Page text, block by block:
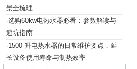
景全梳理
·选购60kw电热水器必看：参数解读与
避坑指南
·1500 升电热水器的日常维护要点，延
长设备使用寿命与制热效率